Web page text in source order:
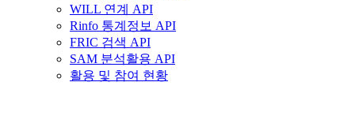
WILL 연계 API
Rinfo 통계정보 API
FRIC 검색 API
SAM 분석활용 API
활용 및 참여 현황